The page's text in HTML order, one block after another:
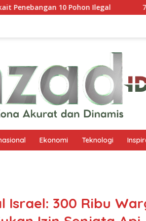
Ilegal 71 Personel SAR Brimob
Ekonomi Teknologi
Israel: 300 Ribu